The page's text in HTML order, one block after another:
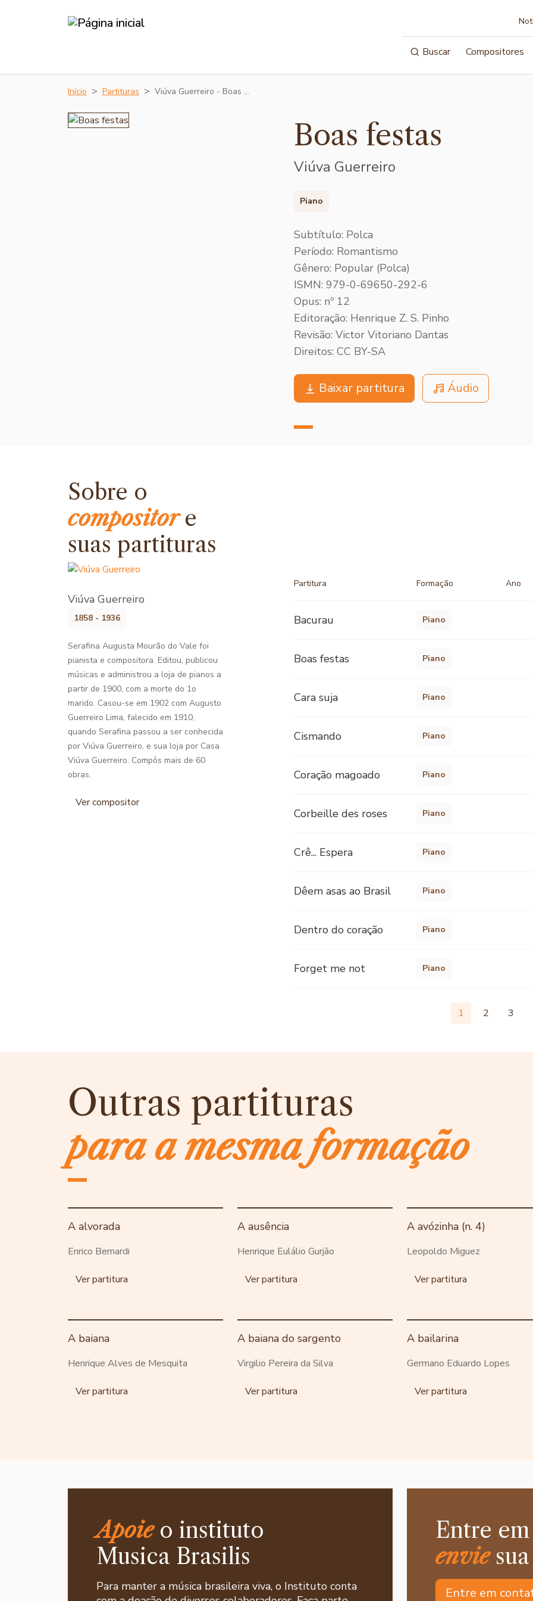
Buscar Compositores
Início Partituras Viúva Guerreiro - Boas …
Boas festas
Viúva Guerreiro
Piano
Subtítulo: Polca
Período: Romantismo
Gênero: Popular (Polca)
ISMN: 979-0-69650-292-6
Opus: nº 12
Editoração: Henrique Z. S. Pinho
Revisão: Victor Vitoriano Dantas
Direitos: CC BY-SA
Baixar partitura Áudio
Sobre o
compositore
suas partituras
Viúva Guerreiro
1858 - 1936
Serafina Augusta Mourão do Vale foi
pianista e compositora. Editou, publicou
músicas e administrou a loja de pianos a
partir de 1900, com a morte do 1o
marido. Casou-se em 1902 com Augusto
Guerreiro Lima, falecido em 1910,
quando Serafina passou a ser conhecida
por Viúva Guerreiro, e sua loja por Casa
Viúva Guerreiro. Compôs mais de 60
obras.
Ver compositor
Partitura Formação Ano
Bacurau Piano
Boas festas Piano
Cara suja Piano
Cismando Piano
Coração magoado Piano
Corbeille des roses Piano
Crê... Espera Piano
Dêem asas ao Brasil Piano
Dentro do coração Piano
Forget me not Piano
1 2 3
Outras partituras
para a mesma formação
A alvorada
Enrico Bernardi
Ver partitura
A ausência
Henrique Eulálio Gurjão
Ver partitura
A avózinha (n. 4)
Leopoldo Miguez
Ver partitura
A baiana
Henrique Alves de Mesquita
Ver partitura
A baiana do sargento
Virgilio Pereira da Silva
Ver partitura
A bailarina
Germano Eduardo Lopes
Ver partitura
Apoieo instituto
Musica Brasilis
Para manter a música brasileira viva, o Instituto conta
Entre
enviesua
Entre em